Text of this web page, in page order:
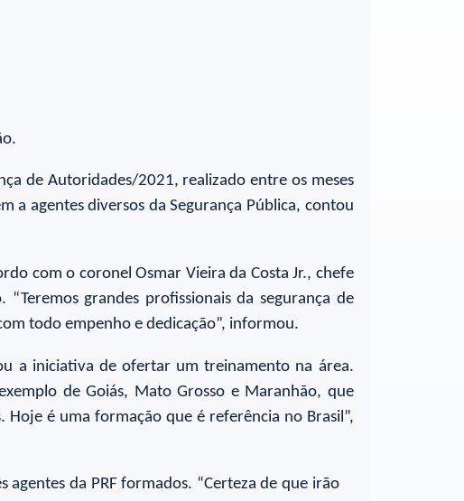
de Autoridades/2021, realizado entre os meses
a agentes diversos da Segurança Pública, contou
com o coronel Osmar Vieira da Costa Jr., chefe
grandes profissionais da segurança de
todo empenho e dedicação”, informou.
a iniciativa de ofertar um treinamento na área.
de Goiás, Mato Grosso e Maranhão, que
é uma formação que é referência no Brasil”,
da PRF formados. “Certeza de que irão